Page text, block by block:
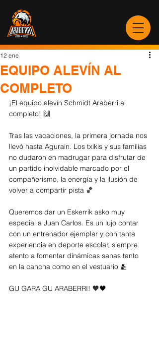
EQUIPO ALEVÍN AL
COMPLETO
12 ene
¡El equipo alevín Schmidt Araberri al
completo! 🙌
Tras las vacaciones, la primera jornada nos
llevó hasta Agurain. Los txikis y sus familias
no dudaron en madrugar para disfrutar de
un partido inolvidable marcado por el
compañerismo, la energía y la ilusión de
volver a compartir pista 🏀
Queremos dar un Eskerrik asko muy
especial a Juan Carlos. Es un lujo contar
con un entrenador ejemplar y con tanta
experiencia en deporte escolar, siempre
atento a fomentar dinámicas sanas tanto
en la cancha como en el vestuario 🫂
GU GARA GU ARABERRI! 🧡🖤